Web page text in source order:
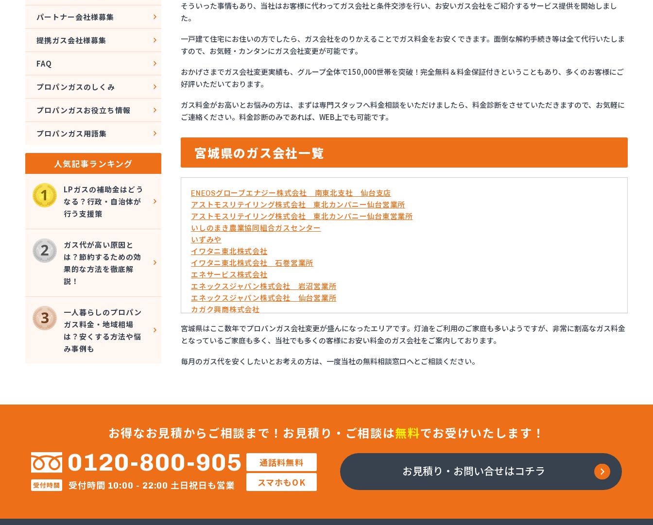
そういった事情もあり、当社はお客様に代わってガス会社と条件交渉を行い、お安いガス会社をご紹介するサービス提供を開始しまし
た。
一戸建て住宅にお住いの方でしたら、ガス会社をのりかえることでガス料金をお安くできます。面倒な解約手続き等は全て代行いたしま
すので、お気軽・カンタンにガス会社変更が可能です。
おかげさまでガス会社変更実績も、グループ全体で150,000世帯を突破！完全無料＆料金保証付きということもあり、多くのお客様にご
好評いただいております。
ガス料金がお高いとお悩みの方は、まずは専門スタッフへ料金相談をいただけましたら、料金診断をさせていただきますので、お気軽に
ご連絡ください。料金診断のみであれば、WEB上でも可能です。
宮城県のガス会社一覧
ENEOSグローブエナジー株式会社 南東北支社 仙台支店
アストモスリテイリング株式会社 東北カンパニー仙台営業所
アストモスリテイリング株式会社 東北カンパニー仙台東営業所
いしのまき農業協同組合ガスセンター
いずみや
イワタニ東北株式会社
イワタニ東北株式会社 石巻営業所
エネサービス株式会社
エネックスジャパン株式会社 岩沼営業所
エネックスジャパン株式会社 仙台営業所
カガク興商株式会社
ガステックサービス株式会社 仙台支店
カメイ株式会社
カメイ株式会社 LPガス塩釜ターミナル
カメイ株式会社 塩釜オートガススタンド
ケイワ産業ガス販売株式会社
タキ
たばこ屋商店
トーホクガス株式会社 仙台営業所
トーホクガス株式会社 仙台東営業所
ホームライフサポート株式会社
ミライフ東日本株式会社 仙台支店 石巻基地
宮城県はここ数年でプロパンガス会社変更が盛んになったエリアです。灯油をご利用のご家庭も多いようですが、非常に割高なガス料金
となっているご家庭も多く、当社でも多くの客様にお安い料金のガス会社をご案内しております。
毎月のガス代を安くしたいとお考えの方は、一度当社の無料相談窓口へとご相談ください。
パートナー会社様募集
提携ガス会社様募集
FAQ
プロパンガスのしくみ
プロパンガスお役立ち情報
プロパンガス用語集
人気記事ランキング
LPガスの補助金はどう
なる？行政・自治体が
行う支援策
ガス代が高い原因と
は？節約するための効
果的な方法を徹底解
説！
一人暮らしのプロパン
ガス料金・地域相場
は？安くする方法や悩
み事例も
お得なお見積からご相談まで！ お見積り・ご相談は無料でお受けいたします！
0120-800-905
受付時間 受付時間 10:00 - 22:00 土日祝日も営業
通話料無料
スマホもOK
お見積り・お問い合せはコチラ